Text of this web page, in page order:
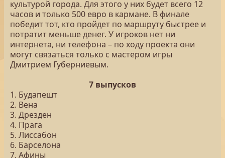
культурой города. Для этого у них будет всего 12
часов и только 500 евро в кармане. В финале
победит тот, кто пройдет по маршруту быстрее и
потратит меньше денег. У игроков нет ни
интернета, ни телефона – по ходу проекта они
могут связаться только с мастером игры
Дмитрием Губерниевым.
7 выпусков
1. Будапешт
2. Вена
3. Дрезден
4. Прага
5. Лиссабон
6. Барселона
7. Афины